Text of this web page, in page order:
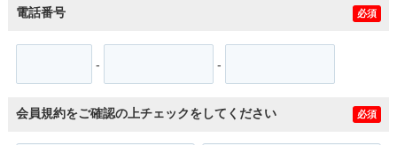
電話番号 必須
- -
会員規約をご確認の上チェックをしてください 必須